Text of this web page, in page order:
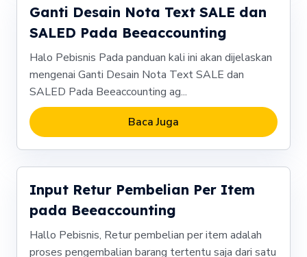
Ganti Desain Nota Text SALE dan
SALED Pada Beeaccounting
Halo Pebisnis Pada panduan kali ini akan dijelaskan
mengenai Ganti Desain Nota Text SALE dan
SALED Pada Beeaccounting ag...
Baca Juga
Input Retur Pembelian Per Item
pada Beeaccounting
Hallo Pebisnis, Retur pembelian per item adalah
proses pengembalian barang tertentu saja dari satu